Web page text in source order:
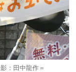
：田中龍作＝